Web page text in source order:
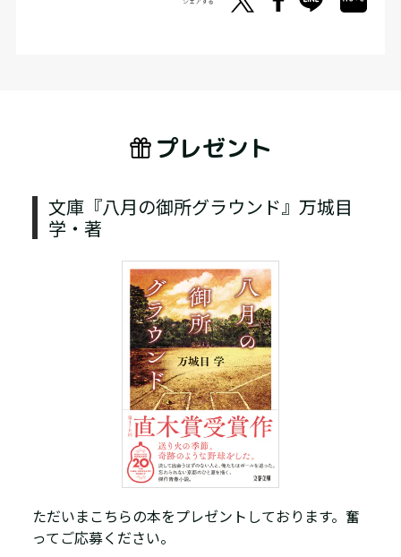
プレゼント
文庫『八月の御所グラウンド』万城目
学・著
ただいまこちらの本をプレゼントしております。奮
ってご応募ください。